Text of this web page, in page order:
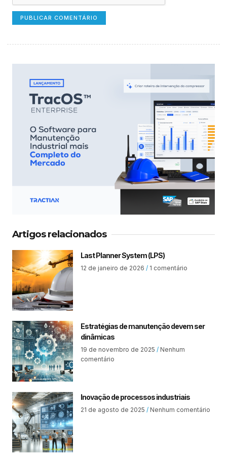
Artigos relacionados
Last Planner System (LPS)
12 de janeiro de 2026 1 comentário
Estratégias de manutenção devem ser
dinâmicas
19 de novembro de 2025
Nenhum
comentário
Inovação de processos industriais
21 de agosto de 2025 Nenhum comentário